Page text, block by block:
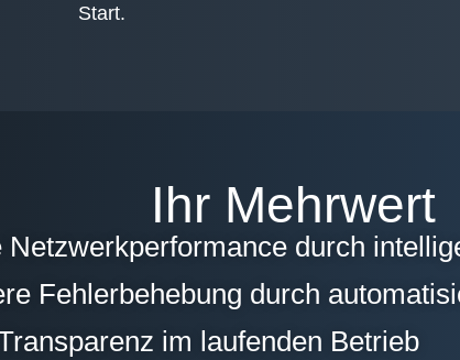
Start.
Ihr Mehrwert
Netzwerkperformance durch
Fehlerbehebung durch
im laufenden Betrieb